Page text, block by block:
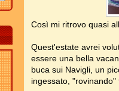
Così mi ritrovo quasi
Quest'estate avrei
essere una bella
buca sui Navigli, un
ingessato,